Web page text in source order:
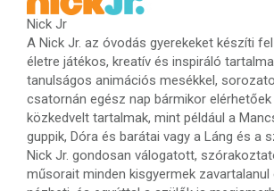
Nick Jr
A Nick Jr. az óvodás gyerekeket készíti
életre játékos, kreatív és inspiráló
tanulságos animációs mesékkel,
csatornán egész nap bármikor elérhetőek
közkedvelt tartalmak, mint például a
guppik, Dóra és barátai vagy a Láng és a
Nick Jr. gondosan válogatott,
műsorait minden kisgyermek